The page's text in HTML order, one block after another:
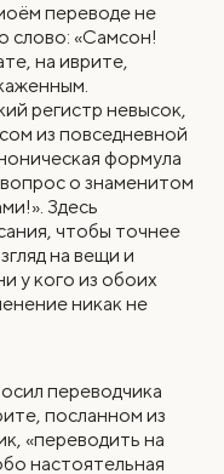
переводе не
слово: «Самсон!
на иврите,
регистр невысок,
из повседневной
формула
о знаменитом
Здесь
чтобы точнее
на вещи и
у кого из обоих
никак не
переводчика
посланном из
«переводить на
настоятельная